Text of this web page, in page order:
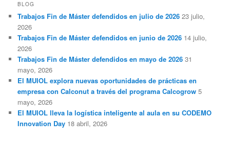
r
BLOG
Trabajos Fin de Máster defendidos en julio de 2026 23 julio,
2026
Trabajos Fin de Máster defendidos en junio de 2026 14 julio,
2026
Trabajos Fin de Máster defendidos en mayo de 2026 31
mayo, 2026
El MUIOL explora nuevas oportunidades de prácticas en
empresa con Calconut a través del programa Calcogrow 5
mayo, 2026
El MUIOL lleva la logística inteligente al aula en su CODEMO
Innovation Day 18 abril, 2026